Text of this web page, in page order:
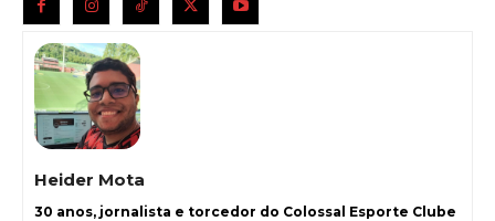
Heider Mota
30 anos, jornalista e torcedor do Colossal Esporte Clube